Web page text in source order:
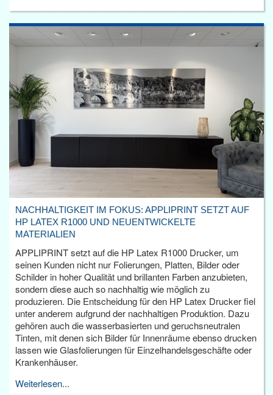
NACHHALTIGKEIT IM FOKUS: APPLIPRINT SETZT AUF
HP LATEX R1000 UND NEUENTWICKELTE
MATERIALIEN
APPLIPRINT setzt auf die HP Latex R1000 Drucker, um
seinen Kunden nicht nur Folierungen, Platten, Bilder oder
Schilder in hoher Qualität und brillanten Farben anzubieten,
sondern diese auch so nachhaltig wie möglich zu
produzieren. Die Entscheidung für den HP Latex Drucker fiel
unter anderem aufgrund der nachhaltigen Produktion. Dazu
gehören auch die wasserbasierten und geruchsneutralen
Tinten, mit denen sich Bilder für Innenräume ebenso drucken
lassen wie Glasfolierungen für Einzelhandelsgeschäfte oder
Krankenhäuser.
Weiterlesen...